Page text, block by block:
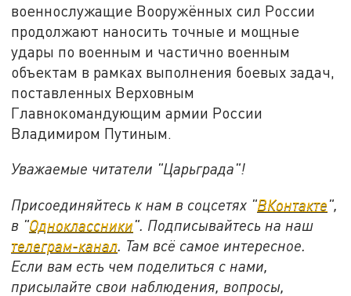
военнослужащие Вооружённых сил России
продолжают наносить точные и мощные
удары по военным и частично военным
объектам в рамках выполнения боевых задач,
поставленных Верховным
Главнокомандующим армии России
Владимиром Путиным.
Уважаемые читатели "Царьграда"!
Присоединяйтесь к нам в соцсетях "ВКонтакте",
в "Одноклассники". Подписывайтесь на наш
телеграм-канал. Там всё самое интересное.
Если вам есть чем поделиться с нами,
присылайте свои наблюдения, вопросы,